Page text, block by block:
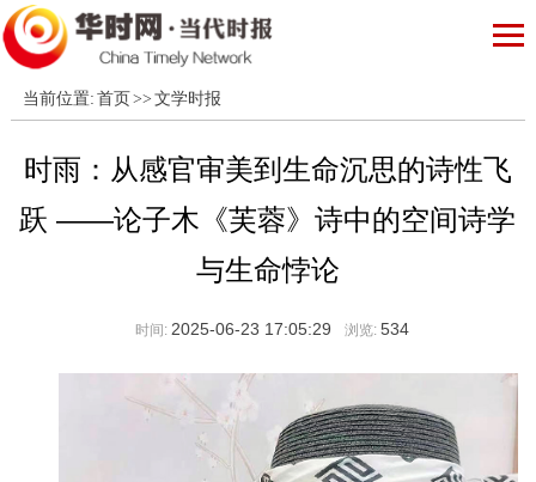
当前位置: 首页 >> 文学时报
时雨：从感官审美到生命沉思的诗性飞
跃 ——论子木《芙蓉》诗中的空间诗学
与生命悖论
时间: 2025-06-23 17:05:29 浏览: 534